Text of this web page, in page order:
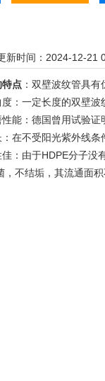
新时间：2024-12-21
特点 ：双壁波纹管具
：一定长度的双壁波
能：德国曾用试验证
在不受阳光紫外线条
：由于HDPE分子没
不结垢，其流通面积